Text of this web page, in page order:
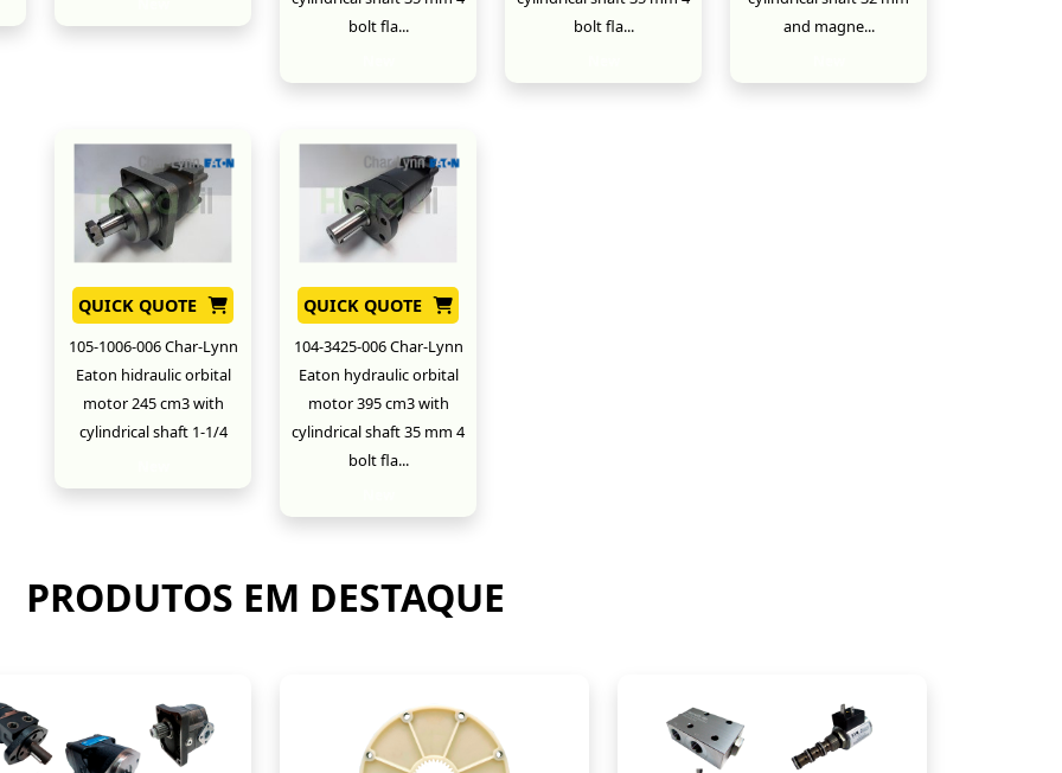
bolt fla...
bolt fla...
and magne...
QUICK QUOTE
105-1006-006 Char-Lynn
Eaton hidraulic orbital
motor 245 cm3 with
cylindrical shaft 1-1/4
QUICK QUOTE
104-3425-006 Char-Lynn
Eaton hydraulic orbital
motor 395 cm3 with
cylindrical shaft 35 mm 4
bolt fla...
PRODUTOS EM DESTAQUE